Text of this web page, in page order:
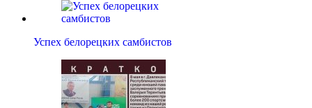
Успех белорецких самбистов